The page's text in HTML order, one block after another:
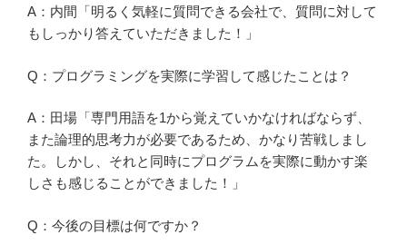
A：内間「明るく気軽に質問できる会社で、質問に対して
もしっかり答えていただきました！」
Q：プログラミングを実際に学習して感じたことは？
A：田場「専門用語を1から覚えていかなければならず、
また論理的思考力が必要であるため、かなり苦戦しまし
た。しかし、それと同時にプログラムを実際に動かす楽
しさも感じることができました！」
Q：今後の目標は何ですか？